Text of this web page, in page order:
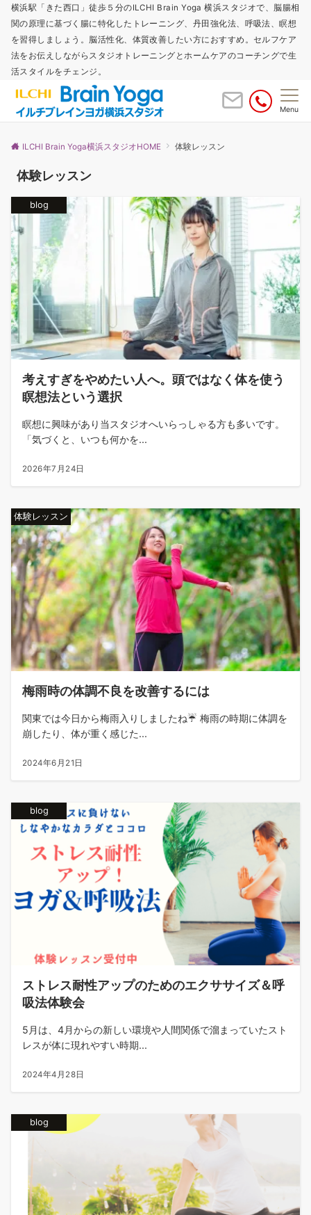
横浜駅「きた西口」徒歩５分のILCHI Brain Yoga 横浜スタジオで、脳腸相
関の原理に基づく腸に特化したトレーニング、丹田強化法、呼吸法、瞑想
を習得しましょう。脳活性化、体質改善したい方におすすめ。セルフケア
法をお伝えしながらスタジオトレーニングとホームケアのコーチングで生
活スタイルをチェンジ。
Menu
ILCHI Brain Yoga横浜スタジオHOME 体験レッスン
体験レッスン
blog
考えすぎをやめたい人へ。頭ではなく体を使う
瞑想法という選択
瞑想に興味があり当スタジオへいらっしゃる方も多いです。
「気づくと、いつも何かを...
2026年7月24日
体験レッスン
梅雨時の体調不良を改善するには
関東では今日から梅雨入りしましたね☔ 梅雨の時期に体調を
崩したり、体が重く感じた...
2024年6月21日
blog
ストレス耐性アップのためのエクササイズ＆呼
吸法体験会
5月は、4月からの新しい環境や人間関係で溜まっていたスト
レスが体に現れやすい時期...
2024年4月28日
blog